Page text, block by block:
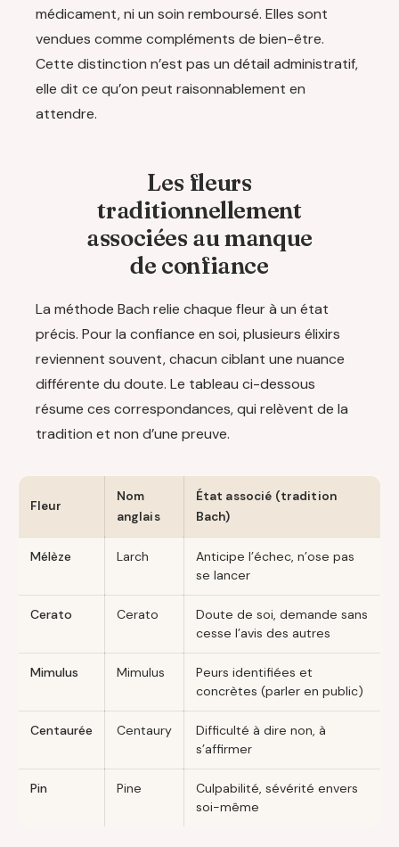
médicament, ni un soin remboursé. Elles sont
vendues comme compléments de bien-être.
Cette distinction n’est pas un détail administratif,
elle dit ce qu’on peut raisonnablement en
attendre.
Les fleurs
traditionnellement
associées au manque
de confiance
La méthode Bach relie chaque fleur à un état
précis. Pour la confiance en soi, plusieurs élixirs
reviennent souvent, chacun ciblant une nuance
différente du doute. Le tableau ci-dessous
résume ces correspondances, qui relèvent de la
tradition et non d’une preuve.
Fleur
Nom
anglais
État associé (tradition
Bach)
Mélèze Larch
Anticipe l’échec, n’ose pas
se lancer
Cerato Cerato
Doute de soi, demande sans
cesse l’avis des autres
Mimulus Mimulus
Peurs identifiées et
concrètes (parler en public)
Centaurée Centaury
Difficulté à dire non, à
s’affirmer
Pin Pine
Culpabilité, sévérité envers
soi-même